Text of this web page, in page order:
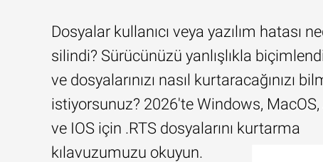
Dosyalar kullanıcı veya yazılım hatası
silindi? Sürücünüzü yanlışlıkla
ve dosyalarınızı nasıl kurtaracağınızı
istiyorsunuz? 2026'te Windows,
ve IOS için .RTS dosyalarını kurtarma
kılavuzumuzu okuyun.